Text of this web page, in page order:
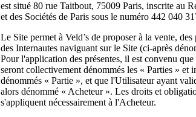
est situé 80 rue Taitbout, 75009 Paris, inscrite au
et des Sociétés de Paris sous le numéro 442 040
Le Site permet à Veld’s de proposer à la vente,
des Internautes naviguant sur le Site (ci-après
Pour l'application des présentes, il est convenu
seront collectivement dénommés les « Parties » et
dénommés « Partie », et que l'Utilisateur ayant
alors dénommé « Acheteur ». Les droits et
s'appliquent nécessairement à l'Acheteur.